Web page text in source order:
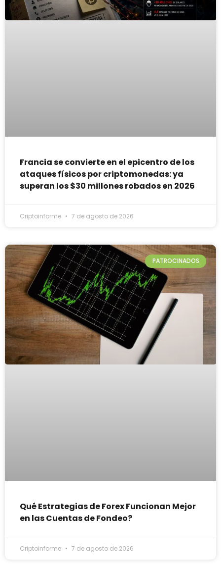
Francia se convierte en el epicentro de los
ataques físicos por criptomonedas: ya
superan los $30 millones robados en 2026
Criptoinforme 7 de agosto de 2026
PATROCINADOS
Qué Estrategias de Forex Funcionan Mejor
en las Cuentas de Fondeo?
Criptoinforme 7 de agosto de 2026